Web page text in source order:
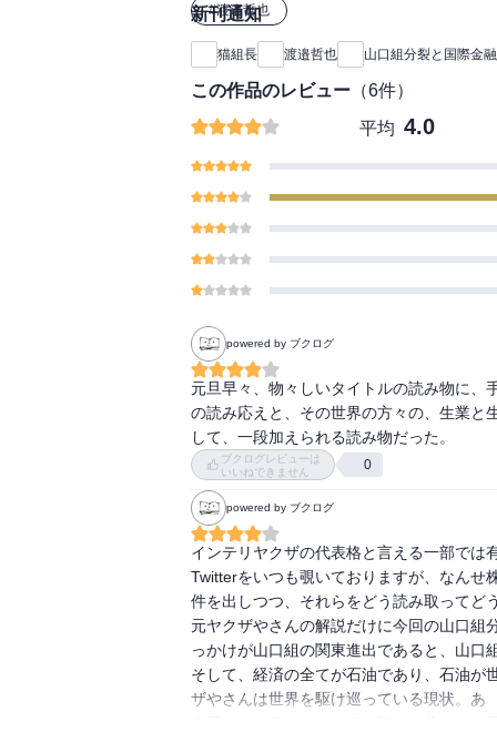
#渡邉哲也
新刊通知
猫組長 渡邉哲也 山口組分裂と国際金
この作品のレビュー （6件）
平均 4.0
powered by ブクログ
元旦早々、物々しいタイトルの読み物に、
の読み応えと、その世界の方々の、生業と
して、一段加えられる読み物だった。
ブクログレビューは
いいねできません
0
powered by ブクログ
インテリヤクザの代表格と言える一部では
Twitterをいつも覗いておりますが、なんせ
件を出しつつ、それらをどう読み取ってど
元ヤクザやさんの解説だけに今回の山口組
っかけが山口組の関東進出であると、山
そして、経済の全てが石油であり、石油が
ザやさんは世界を駆け巡っている現状。